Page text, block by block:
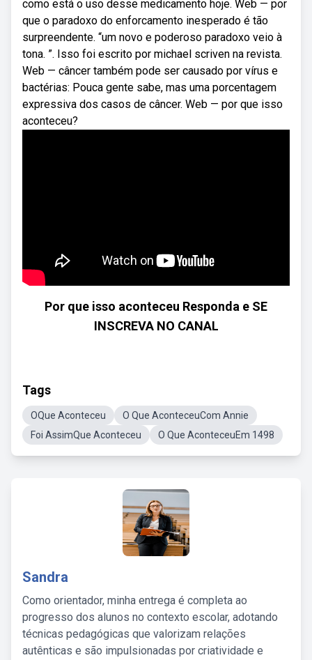
como está o uso desse medicamento hoje. Web — por
que o paradoxo do enforcamento inesperado é tão
surpreendente. “um novo e poderoso paradoxo veio à
tona. ”. Isso foi escrito por michael scriven na revista.
Web — câncer também pode ser causado por vírus e
bactérias: Pouca gente sabe, mas uma porcentagem
expressiva dos casos de câncer. Web — por que isso
aconteceu?
Por que isso aconteceu Responda e SE
INSCREVA NO CANAL
Tags
OQue Aconteceu
O Que AconteceuCom Annie
Foi AssimQue Aconteceu
O Que AconteceuEm 1498
Sandra
Como orientador, minha entrega é completa ao
progresso dos alunos no contexto escolar, adotando
técnicas pedagógicas que valorizam relações
autênticas e são impulsionadas por criatividade e